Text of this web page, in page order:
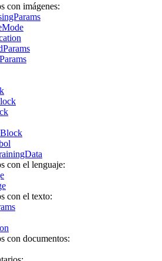
con imágenes:
con el lenguaje:
con el texto:
con documentos: